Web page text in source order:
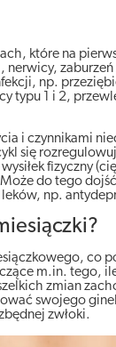
które na
np.
typu 1 i 2,
i czynnikami
się
fizyczny
do tego
np.
co
m.in. tego,
zmian
swojego
zwłoki.